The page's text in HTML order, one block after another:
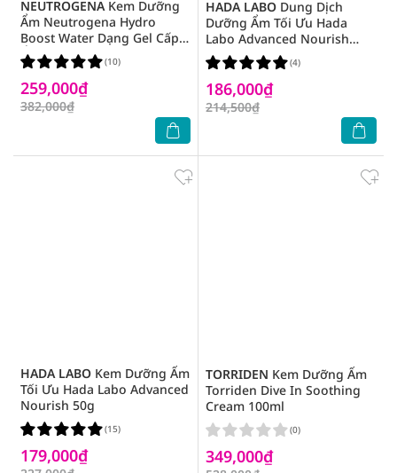
NEUTROGENAKem Dưỡng
Ẩm Neutrogena Hydro
Boost Water Dạng Gel Cấp
Ẩm 50g
259,000₫
382,000₫
(10)
HADA LABO Dung Dịch
Dưỡng Ẩm Tối Ưu Hada
Labo Advanced Nourish
170ml - Da Thường
186,000₫
214,500₫
(4)
HADA LABO Kem Dưỡng Ẩm
Tối Ưu Hada Labo Advanced
Nourish 50g
179,000₫
(15)
TORRIDEN Kem Dưỡng Ẩm
Torriden Dive In Soothing
Cream 100ml
349,000₫
(0)